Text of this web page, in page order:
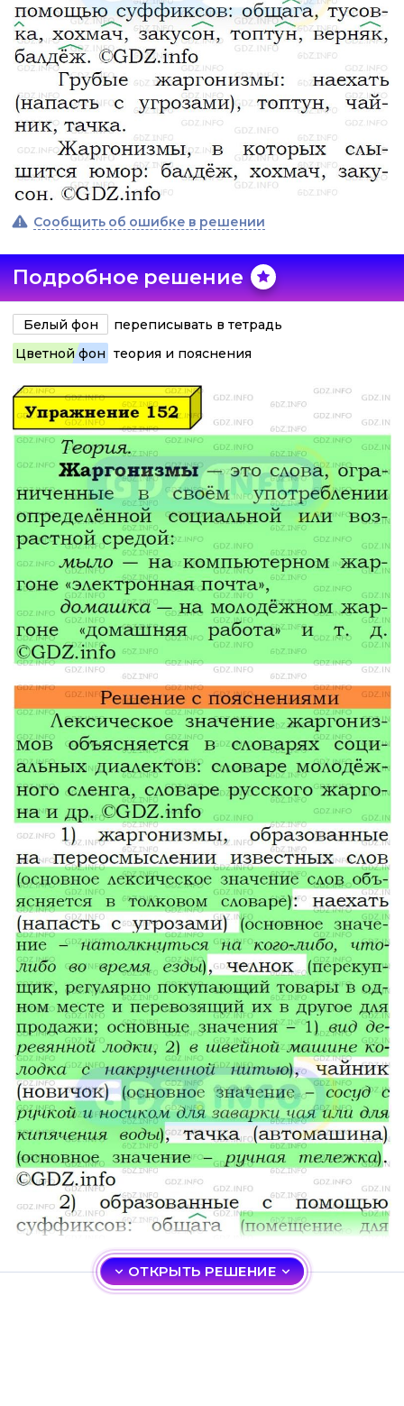
Сообщить об ошибке в решении
Подробное решение
Белый фон
переписывать в тетрадь
Цветной фон теория и пояснения
ОТКРЫТЬ РЕШЕНИЕ